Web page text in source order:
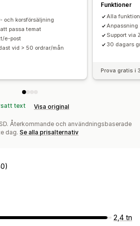
prestanda
och korsförsäljning
passa temat
e-post
vid > 50 ordrar/mån
Funktioner
Alla
Anpassning
Support via
30 dagars
Prova gratis i
text Visa original
Återkommande och användningsbaserade
dag. Se alla prisalternativ
2,4 tn